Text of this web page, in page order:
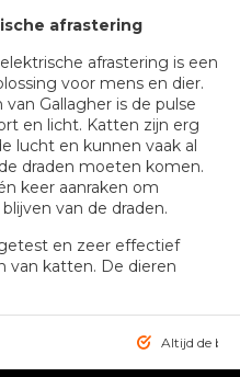
afrastering
afrastering is een
voor mens en dier.
Gallagher is de pulse
en licht. Katten zijn erg
lucht en kunnen vaak al
draden moeten komen.
keer aanraken om
van de draden.
en zeer effectief
van katten. De dieren
Altijd de